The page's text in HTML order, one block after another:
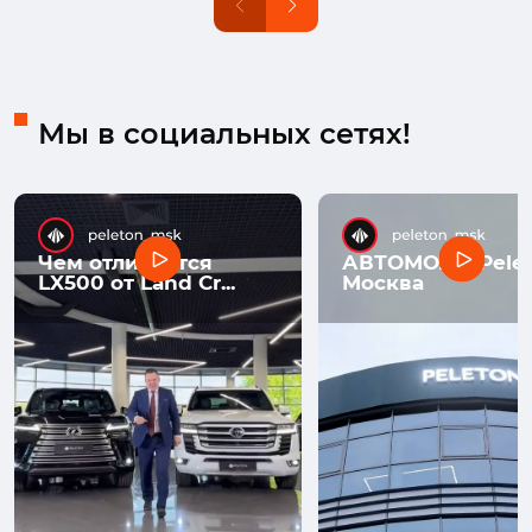
Мы в социальных сетях!
Чем отличается
LX500 от Land Cr...
АВТОМОЛЛ
Москва